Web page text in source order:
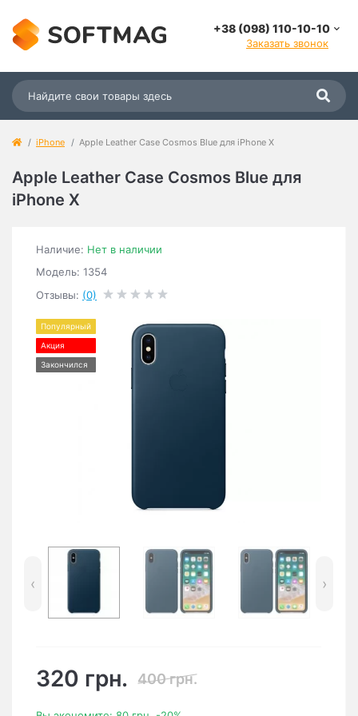
+38 (098) 110-10-10
Заказать звонок
iPhone Apple Leather Case Cosmos Blue для iPhone X
Apple Leather Case Cosmos Blue для
iPhone X
Наличие: Нет в наличии
Модель: 1354
Отзывы: (0)
Популярный
Акция
Закончился
‹ ›
320 грн. 400 грн.